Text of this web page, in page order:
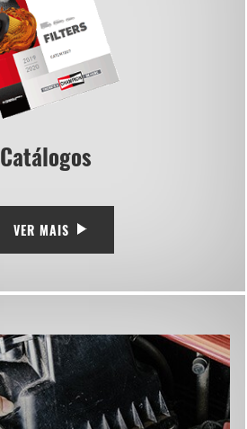
Catálogos
VER MAIS